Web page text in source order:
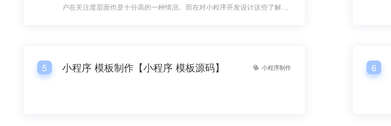
户在关注度层面也是十分高的一种情况。而在对小程序开发设计这些了解的
5 小程序 模板制作【小程序 模板源码】 小程序制作 6